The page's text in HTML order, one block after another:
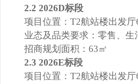
2.2 2026D标段
项目位置：T2航站楼出发厅
业态及品类要求：零售、生
招商规划面积：63㎡
2.3 2026E标段
项目位置：T2航站楼出发厅